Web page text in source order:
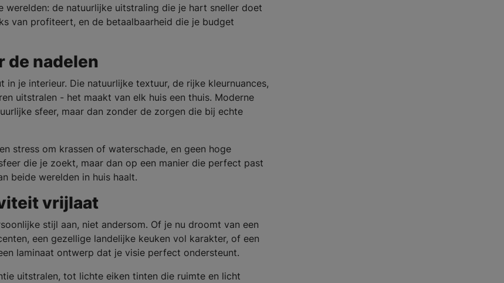
werelden: de natuurlijke uitstraling die je hart sneller doet
van profiteert, en de betaalbaarheid die je budget
de nadelen
je interieur. Die natuurlijke textuur, de rijke kleurnuances,
uitstralen - het maakt van elk huis een thuis. Moderne
sfeer, maar dan zonder de zorgen die bij echte
stress om krassen of waterschade, en geen hoge
die je zoekt, maar dan op een manier die perfect past
beide werelden in huis haalt.
vrijlaat
stijl aan, niet andersom. Of je nu droomt van een
een gezellige landelijke keuken vol karakter, of een
laminaat ontwerp dat je visie perfect ondersteunt.
uitstralen, tot lichte eiken tinten die ruimte en licht